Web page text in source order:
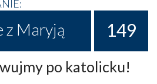
z Maryją 149
po katolicku!